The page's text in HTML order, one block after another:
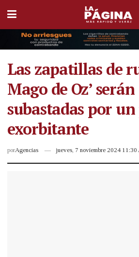
Las zapatillas de
Mago ​​de Oz’ serán
subastadas por
exorbitante
porAgencias jueves, 7 noviembre 2024 11:30